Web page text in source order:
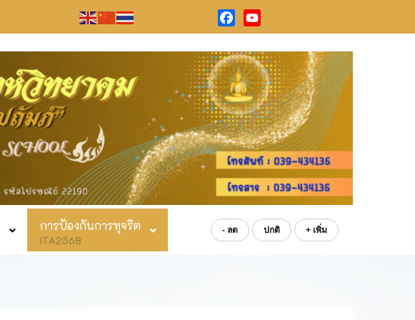
FacebookYouTube
การป้องกันการทุจริต
ITA2568
- ลด ปกติ + เพิ่ม